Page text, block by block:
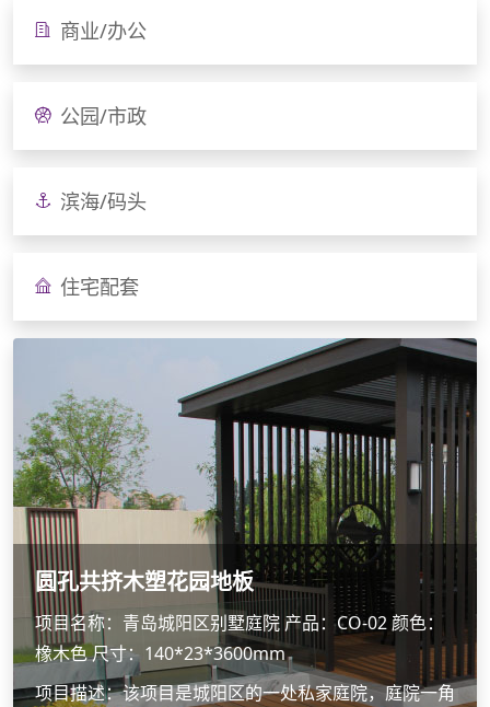
商业/办公
公园/市政
滨海/码头
住宅配套
圆孔共挤木塑花园地板
项目名称：青岛城阳区别墅庭院 产品：CO-02 颜色：
橡木色 尺寸：140*23*3600mm
项目描述：该项目是城阳区的一处私家庭院，庭院一角